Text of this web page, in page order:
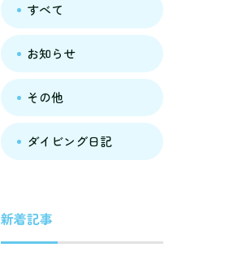
すべて
お知らせ
その他
ダイビング日記
新着記事